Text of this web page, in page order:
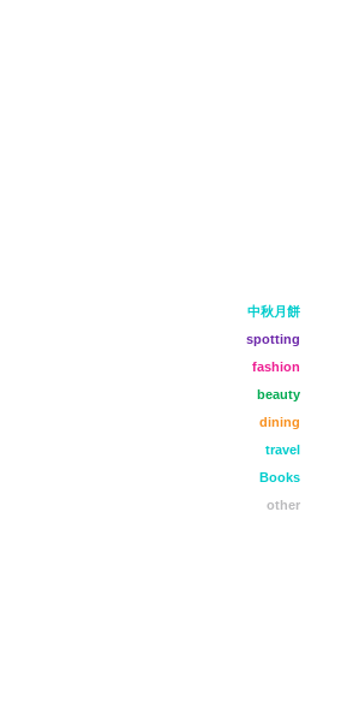
中秋月餅
spotting
fashion
beauty
dining
travel
Books
other